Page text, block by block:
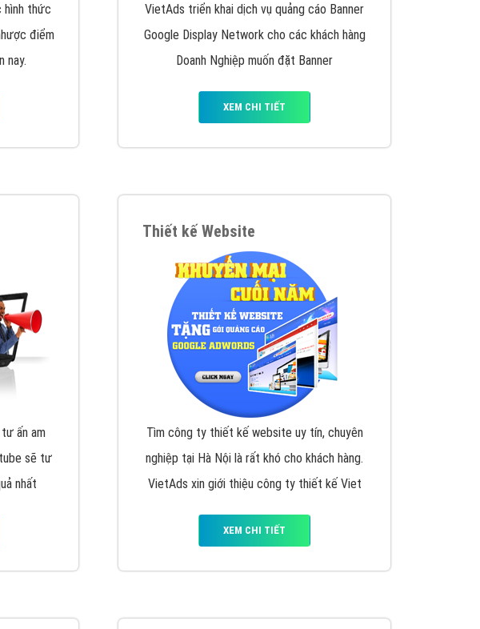
hình thức
điểm
nay.
VietAds triển khai dịch vụ quảng cáo Banner
Google Display Network cho các khách hàng
Doanh Nghiệp muốn đặt Banner
XEM CHI TIẾT
ấn am
sẽ tư
nhất
Thiết kế Website
Tìm công ty thiết kế website uy tín, chuyên
nghiệp tại Hà Nội là rất khó cho khách hàng.
VietAds xin giới thiệu công ty thiết kế Viet
XEM CHI TIẾT